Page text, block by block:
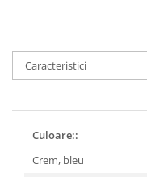
Caracteristici
Culoare::
Crem, bleu